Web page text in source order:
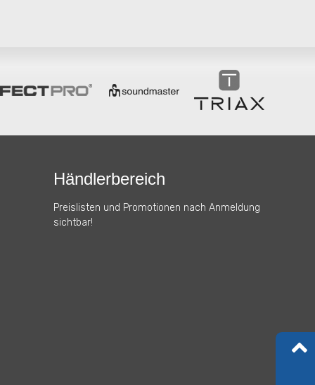
Händlerbereich
Preislisten und Promotionen nach Anmeldung
sichtbar!